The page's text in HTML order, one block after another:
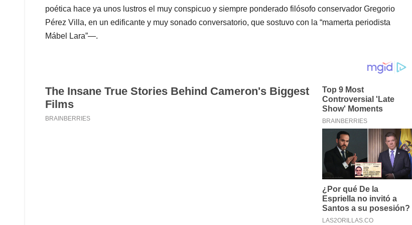
poética hace ya unos lustros el muy conspicuo y siempre ponderado filósofo conservador Gregorio
Pérez Villa, en un edificante y muy sonado conversatorio, que sostuvo con la “mamerta periodista
Mábel Lara”―.